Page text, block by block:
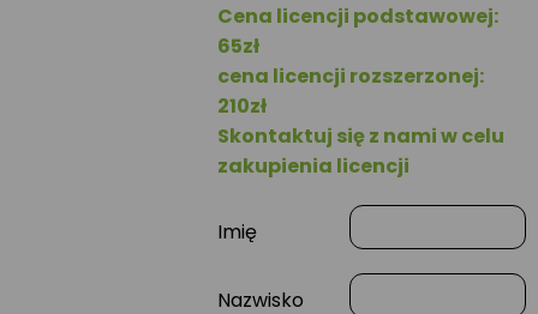
Cena licencji podstawowej:
65zł
cena licencji rozszerzonej:
210zł
Skontaktuj się z nami w celu
zakupienia licencji
Imię
Nazwisko